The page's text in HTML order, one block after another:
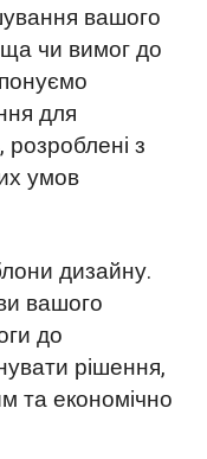
вашого
чи вимог до
для
з
умов
дизайну.
вашого
до
рішення,
та економічно